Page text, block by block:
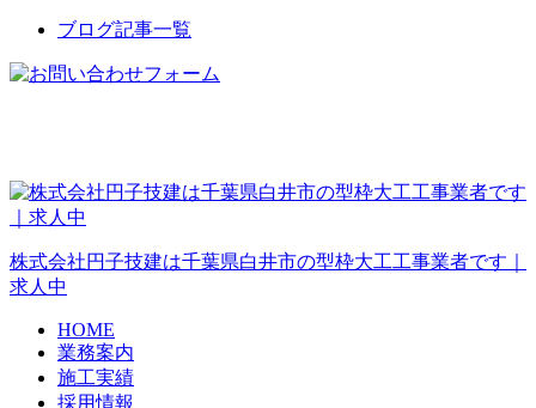
ブログ記事一覧
株式会社円子技建は千葉県白井市の型枠大工工事業者です｜
求人中
HOME
業務案内
施工実績
採用情報